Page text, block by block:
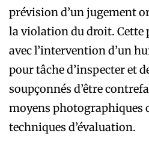
prévision d’un jugement
la violation du droit. Cette
avec l’intervention d’un
pour tâche d’inspecter et
soupçonnés d’être
moyens photographiques
techniques d’évaluation.